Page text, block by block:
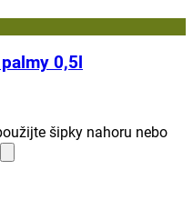
0,5l
šipky nahoru nebo